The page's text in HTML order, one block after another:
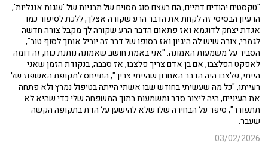
"טקסטים יהודים דתיים, הם בעצם סוג מסוים של תבניות של 'עוגות אנגליות',
הרעיון הבסיסי זה לקחת את הדבר הרע שקורה אצלך, ללכת לסיפור כמו
אגדת יצחק לדוגמא ואז פתאום הדבר הרע שקורה לך מקבל צורה חדשה
לגמרי, צורה שיש לה היגיון ואז בסופו של דבר זה יוביל אותך לסוף טוב",
הסביר על משמעות האמונה. "אני באמת חושב שאמונה נותנת כוח, זה דומה
לאפקט הפלצבו, אם בן אדם צריך פלצבו, אז סבבה, בנקודת הזמן שאני
הייתי, פלצבו היה הדבר האחרון שהייתי צריך", התייחס לתקופת האשפוז של
רעייתו, "כל מה שעשיתי בחודש שבו אשתי הייתה בטיפול נמרץ ולא פתחה
את העיניים, היה ליצור סדר ומשמעות בתוך המשפחה שלי כדי שהיא לא
תתפורר", סיפר על הבחירה שלו שלא להישען על הדת בתקופה הקשה
שעבר.
03/02/2026